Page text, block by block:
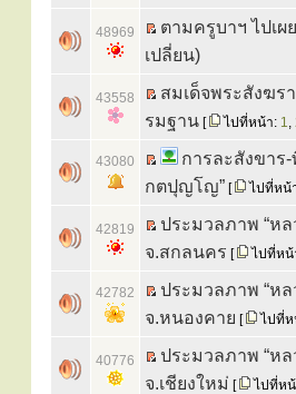
48969
ตามครูบาฯ ไปเ
เปลี่ยน)
43558
สมเด็จพระสังฆร
รมฐาน [ ไปที่หน้า: 1,
43080
การละสังขาร
กตปุญโญ” [ ไปที่หน้
42819
ประมวลภาพ “ห
จ.สกลนคร [ ไปที่หน้
42782
ประมวลภาพ “หล
จ.หนองคาย [ ไปที่ห
40776
ประมวลภาพ “ห
จ.เชียงใหม่ [ ไปที่ห